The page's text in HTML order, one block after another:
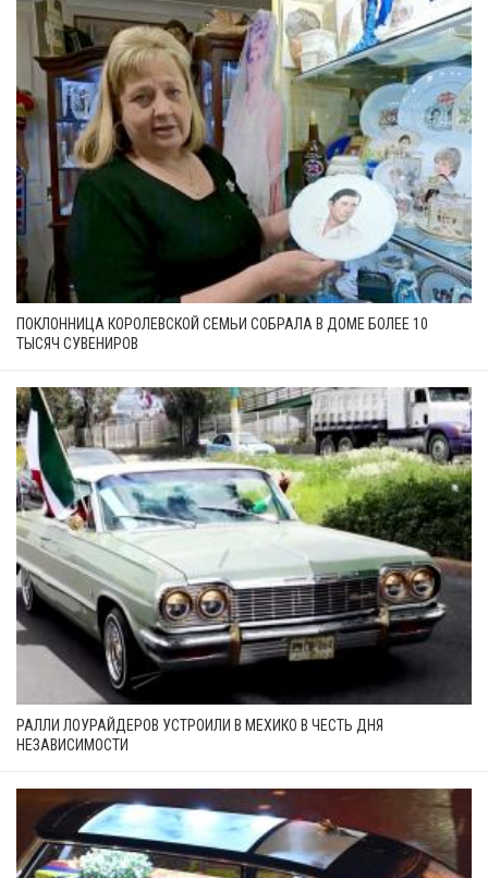
ПОКЛОННИЦА КОРОЛЕВСКОЙ СЕМЬИ СОБРАЛА В ДОМЕ БОЛЕЕ 10
ТЫСЯЧ СУВЕНИРОВ
РАЛЛИ ЛОУРАЙДЕРОВ УСТРОИЛИ В МЕХИКО В ЧЕСТЬ ДНЯ
НЕЗАВИСИМОСТИ